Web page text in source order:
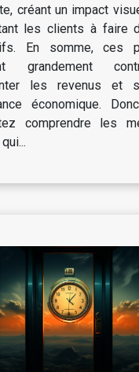
créant un impact
les clients à faire
En somme, ces
grandement
les revenus et
économique.
comprendre les